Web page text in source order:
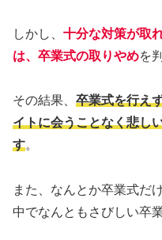
しかし、 十分な対策が取
は、卒業式の取りやめを
その結果、 卒業式を行え
イトに会うことなく悲し
す。
また、なんとか卒業式だ
中でなんともさびしい卒